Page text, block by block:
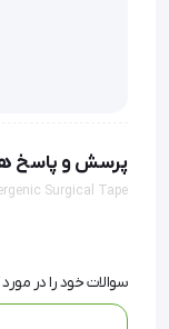
لیچ‌افتادگی
مناسب است.
پرسش و پاسخ
Surgical Tape
سوالات خود را در مورد